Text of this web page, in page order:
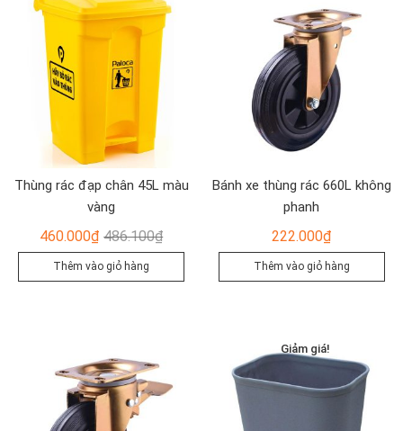
Thùng rác đạp chân 45L màu
vàng
486.100₫Giá
gốc
là:
460.000₫
Giá
hiện
tại
Thêm vào giỏ hàng
Bánh xe thùng rác 660L không
phanh
222.000₫
Thêm vào giỏ hàng
Giảm giá!